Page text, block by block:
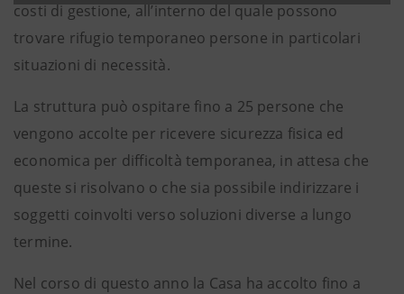
costi di gestione, all’interno del quale possono
trovare rifugio temporaneo persone in particolari
situazioni di necessità.
La struttura può ospitare fino a 25 persone che
vengono accolte per ricevere sicurezza fisica ed
economica per difficoltà temporanea, in attesa che
queste si risolvano o che sia possibile indirizzare i
soggetti coinvolti verso soluzioni diverse a lungo
termine.
Nel corso di questo anno la Casa ha accolto fino a